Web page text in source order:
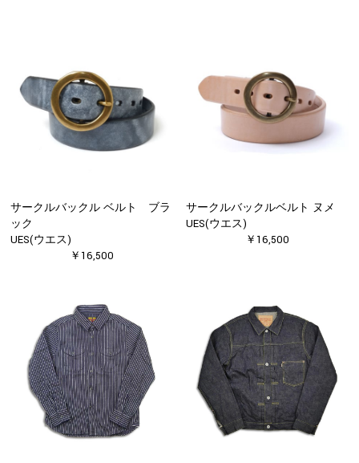
サークルバックル ベルト ブラ
ック
UES(ウエス)
￥16,500
サークルバックルベルト ヌメ
UES(ウエス)
￥16,500